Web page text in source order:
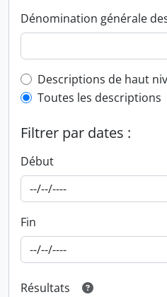
Dénomination générale
Top-level
Descriptions de haut
Toutes les descriptions
Filtrer par dates :
Début
Fin
Résultats